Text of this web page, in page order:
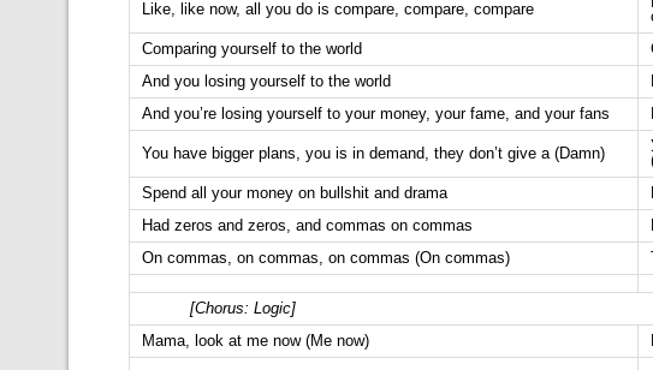
Like, like now, all you do is compare, compare, compare
Comparing yourself to the world
And you losing yourself to the world
And you’re losing yourself to your money, your fame, and your fans
You have bigger plans, you is in demand, they don’t give a (Damn)
Spend all your money on bullshit and drama
Had zeros and zeros, and commas on commas
On commas, on commas, on commas (On commas)
[Chorus: Logic]
Mama, look at me now (Me now)